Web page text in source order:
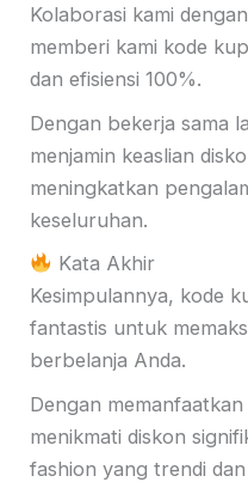
Kolaborasi kami
memberi kami kode
dan efisiensi 100%.
Dengan bekerja sama
menjamin keaslian
meningkatkan
keseluruhan.
Kata Akhir
Kesimpulannya, kode
fantastis untuk
berbelanja Anda.
Dengan
menikmati diskon
fashion yang trendi